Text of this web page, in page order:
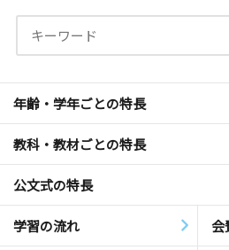
年齢・学年ごとの特長
教科・教材ごとの特長
公文式の特長
学習の流れ 会